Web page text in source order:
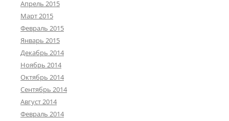
Апрель 2015
Март 2015
Февраль 2015
Январь 2015
Декабрь 2014
Ноябрь 2014
Октябрь 2014
Сентябрь 2014
Август 2014
Февраль 2014